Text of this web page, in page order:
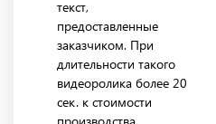
текст,
предоставленные
заказчиком. При
длительности такого
видеоролика более 20
сек. к стоимости